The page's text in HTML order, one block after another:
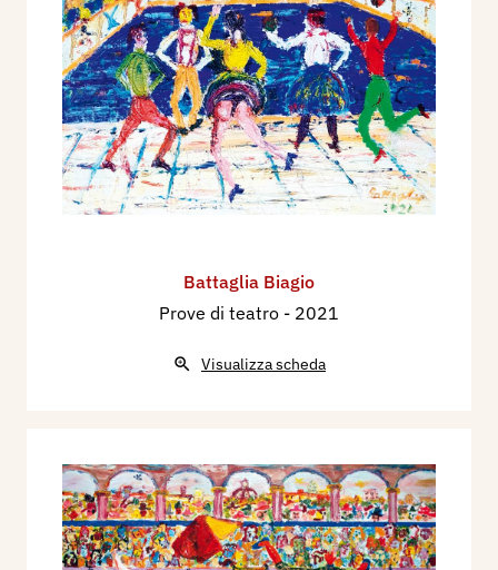
Battaglia Biagio
Prove di teatro - 2021
Visualizza scheda